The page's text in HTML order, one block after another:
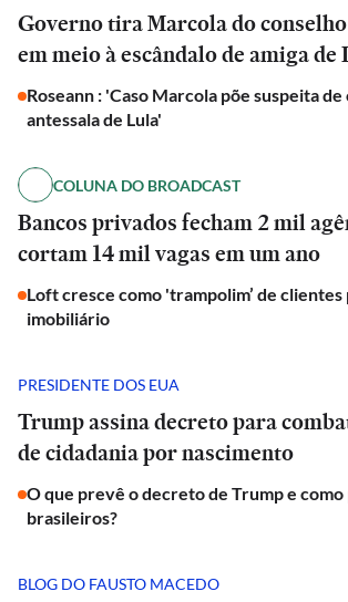
Governo tira Marcola do
em meio à escândalo de amiga
Roseann : 'Caso Marcola põe suspeita
antessala de Lula'
COLUNA DO BROADCAST
Bancos privados fecham 2 mil
cortam 14 mil vagas em um ano
Loft cresce como 'trampolim’ de
imobiliário
PRESIDENTE DOS EUA
Trump assina decreto para
de cidadania por nascimento
O que prevê o decreto de Trump e
brasileiros?
BLOG DO FAUSTO MACEDO